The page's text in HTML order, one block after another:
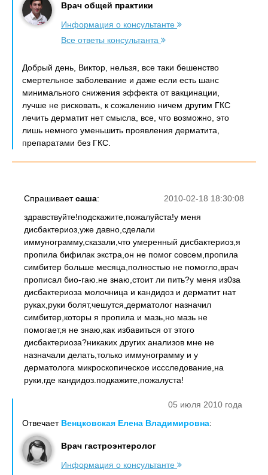
Врач общей практики
Информация о консультанте
Все ответы консультанта
Добрый день, Виктор, нельзя, все таки бешенство
смертельное заболевание и даже если есть шанс
минимального снижения эффекта от вакцинации,
лучше не рисковать, к сожалению ничем другим ГКС
лечить дерматит нет смысла, все, что возможно, это
лишь немного уменьшить проявления дерматита,
препаратами без ГКС.
2010-02-18 18:30:08
Спрашиваетсаша:
здравствуйте!подскажите,пожалуйста!у меня
дисбактериоз,уже давно,сделали
иммунограмму,сказали,что умеренный дисбактериоз,я
пропила бифилак экстра,он не помог совсем,пропила
симбитер больше месяца,полностью не помогло,врач
прописал био-гаю.не знаю,стоит ли пить?у меня из0за
дисбактериоза молочница и кандидоз и дерматит нат
руках,руки болят,чешутся,дерматолог назначил
симбитер,которы я пропила и мазь,но мазь не
помогает,я не знаю,как избавиться от этого
дисбактериоза?никаких других анализов мне не
назначали делать,только иммунограмму и у
дерматолога микроскопическое иссследование,на
руки,где кандидоз.подкажите,пожалуста!
05 июля 2010 года
Отвечает Венцковская Елена Владимировна:
Врач гастроэнтеролог
Информация о консультанте